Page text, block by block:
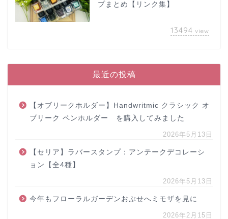
プまとめ【リンク集】
13494 view
最近の投稿
【オブリークホルダー】Handwritmic クラシック オ
ブリーク ペンホルダー を購入してみました
2026年5月13日
【セリア】ラバースタンプ：アンテークデコレーシ
ョン【全4種】
2026年5月13日
今年もフローラルガーデンおぶせへミモザを見に
2026年2月15日